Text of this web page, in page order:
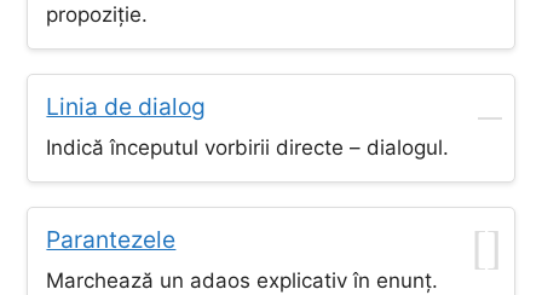
propoziție.
–
Linia de dialog
Indică începutul vorbirii directe – dialogul.
[]
Parantezele
Marchează un adaos explicativ în enunț.